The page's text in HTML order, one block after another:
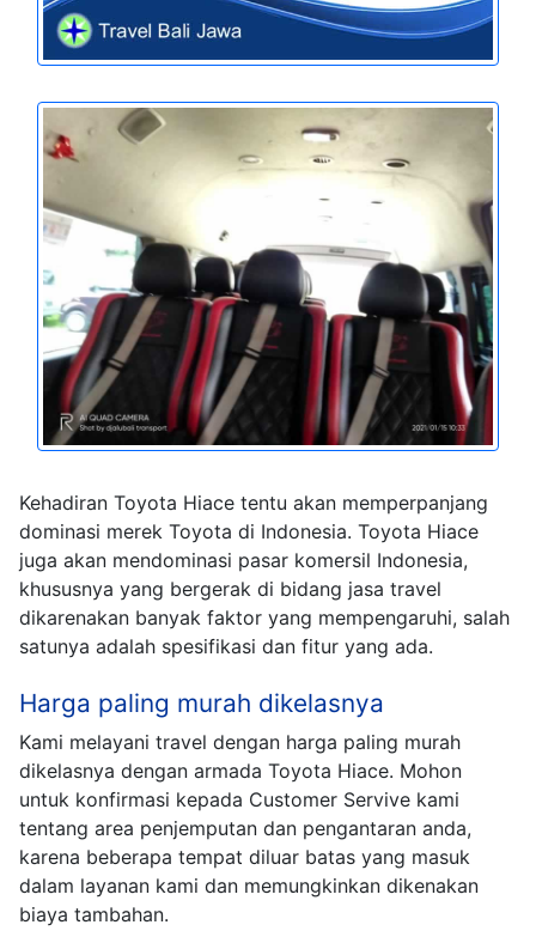
Kehadiran Toyota Hiace tentu akan memperpanjang
dominasi merek Toyota di Indonesia. Toyota Hiace
juga akan mendominasi pasar komersil Indonesia,
khususnya yang bergerak di bidang jasa travel
dikarenakan banyak faktor yang mempengaruhi, salah
satunya adalah spesifikasi dan fitur yang ada.
Harga paling murah dikelasnya
Kami melayani travel dengan harga paling murah
dikelasnya dengan armada Toyota Hiace. Mohon
untuk konfirmasi kepada Customer Servive kami
tentang area penjemputan dan pengantaran anda,
karena beberapa tempat diluar batas yang masuk
dalam layanan kami dan memungkinkan dikenakan
biaya tambahan.